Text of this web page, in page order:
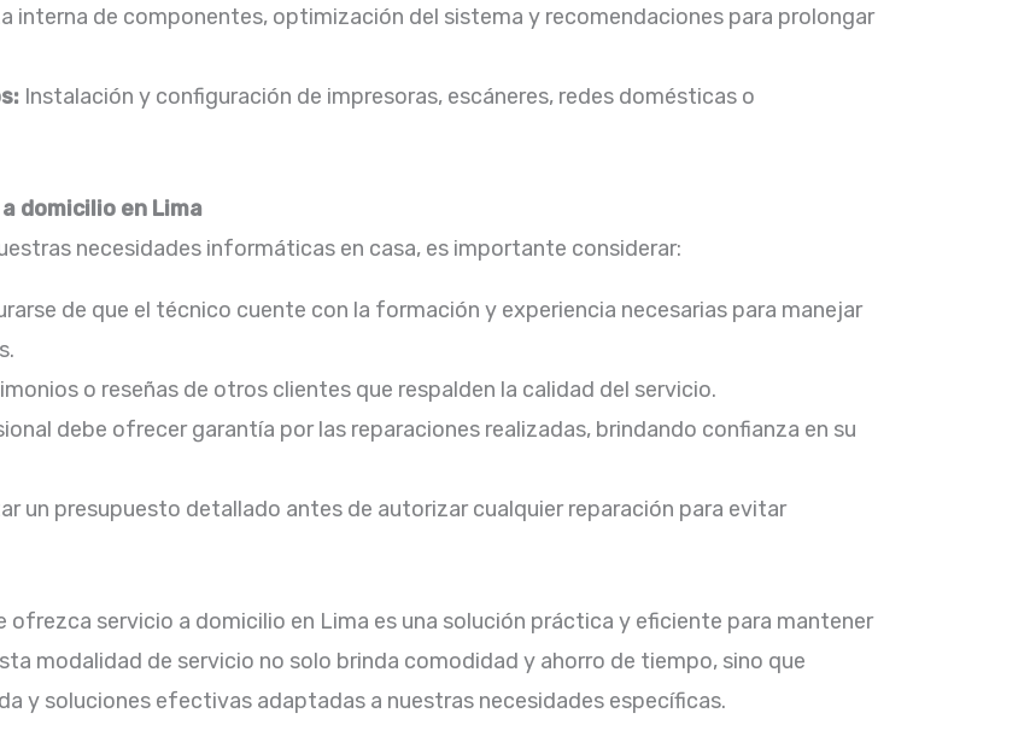
interna de componentes, optimización del sistema y recomendaciones para prolongar
Instalación y configuración de impresoras, escáneres, redes domésticas o
domicilio en Lima
necesidades informáticas en casa, es importante considerar:
de que el técnico cuente con la formación y experiencia necesarias para manejar
o reseñas de otros clientes que respalden la calidad del servicio.​
debe ofrecer garantía por las reparaciones realizadas, brindando confianza en su
un presupuesto detallado antes de autorizar cualquier reparación para evitar
servicio a domicilio en Lima es una solución práctica y eficiente para mantener
modalidad de servicio no solo brinda comodidad y ahorro de tiempo, sino que
y soluciones efectivas adaptadas a nuestras necesidades específicas.​